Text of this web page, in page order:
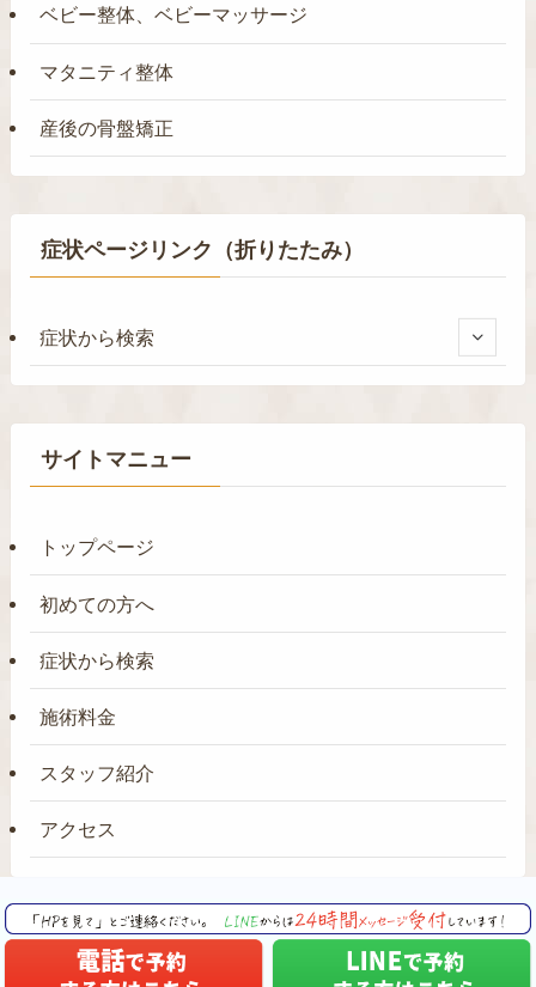
ベビー整体、ベビーマッサージ
マタニティ整体
産後の骨盤矯正
症状ページリンク（折りたたみ）
症状から検索
サイトマニュー
トップページ
初めての方へ
症状から検索
施術料金
スタッフ紹介
アクセス